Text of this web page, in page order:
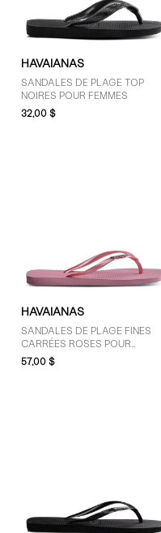
GENRE
Femmes (7)
Hommes (1)
30 $ - 50 $ (5)
51 $ - 75 $ (3)
12 (3)
HAVAIANAS
SANDALES DE PLAGE TOP
NOIRES POUR FEMMES
32,00 $
HAVAIANAS
SANDALES DE PLAGE FINES
CARRÉES ROSES POUR
FEMMES
57,00 $